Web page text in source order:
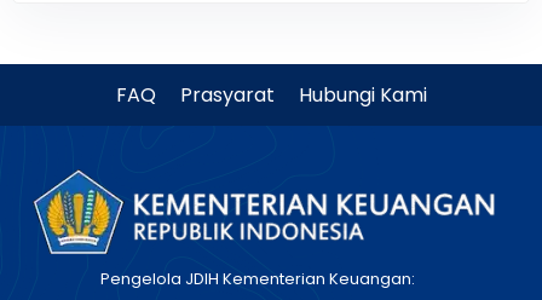
FAQ Prasyarat Hubungi Kami
Pengelola JDIH Kementerian Keuangan: